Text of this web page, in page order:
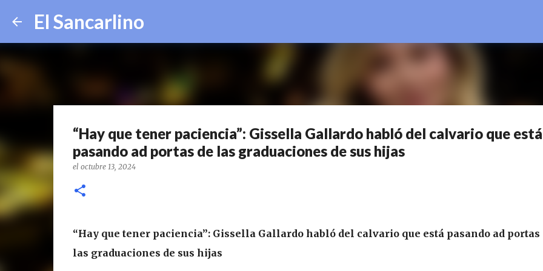
El Sancarlino
“Hay que tener paciencia”: Gissella Gallardo habló del calvario que está
pasando ad portas de las graduaciones de sus hijas
el octubre 13, 2024
“Hay que tener paciencia”: Gissella Gallardo habló del calvario que está pasando ad portas
las graduaciones de sus hijas